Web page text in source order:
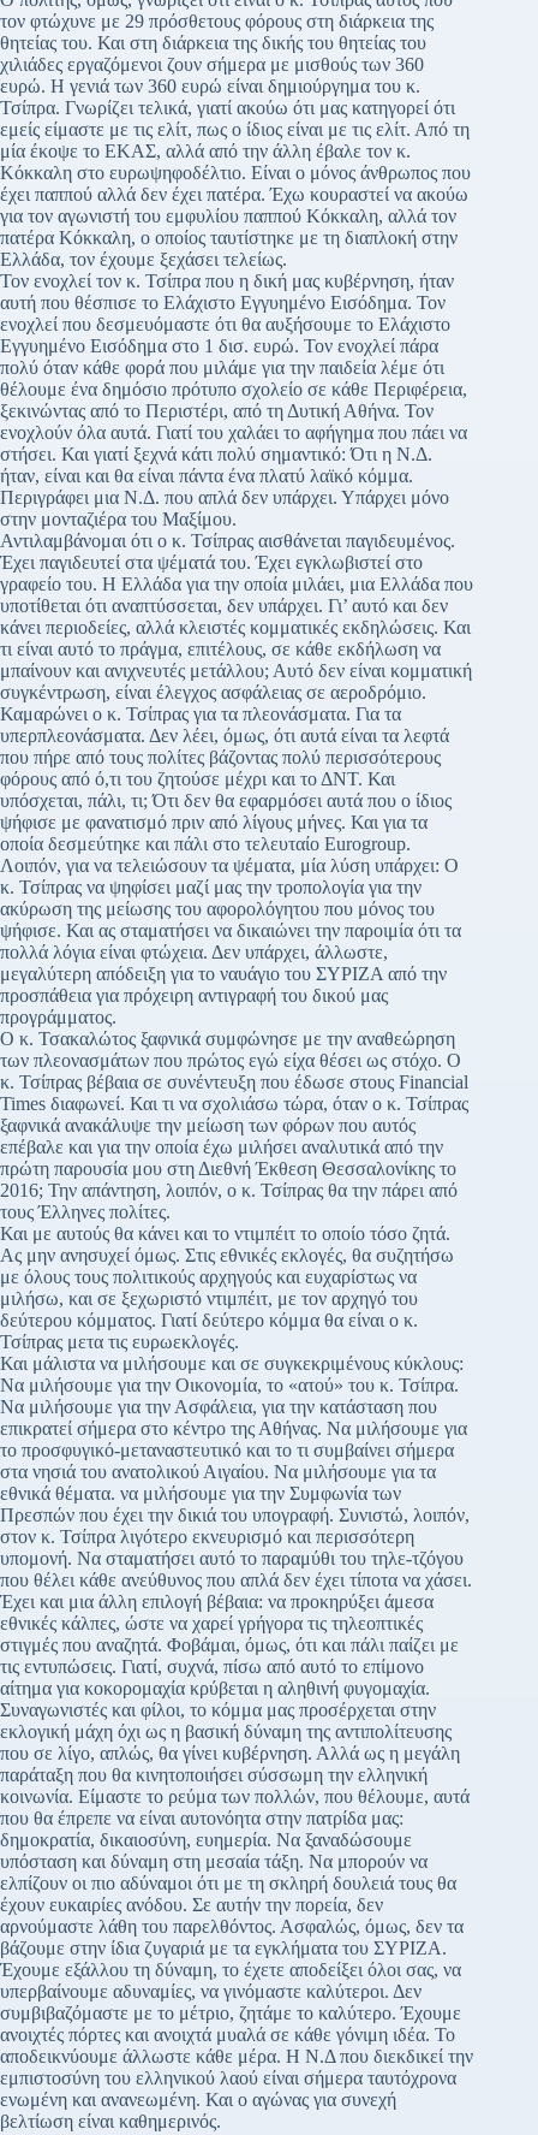
τον φτώχυνε με 29 πρόσθετους φόρους στη διάρκεια της
θητείας του. Και στη διάρκεια της δικής του θητείας του
χιλιάδες εργαζόμενοι ζουν σήμερα με μισθούς των 360
ευρώ. Η γενιά των 360 ευρώ είναι δημιούργημα του κ.
Τσίπρα. Γνωρίζει τελικά, γιατί ακούω ότι μας κατηγορεί ότι
εμείς είμαστε με τις ελίτ, πως ο ίδιος είναι με τις ελίτ. Από τη
μία έκοψε το ΕΚΑΣ, αλλά από την άλλη έβαλε τον κ.
Κόκκαλη στο ευρωψηφοδέλτιο. Είναι ο μόνος άνθρωπος που
έχει παππού αλλά δεν έχει πατέρα. Έχω κουραστεί να ακούω
για τον αγωνιστή του εμφυλίου παππού Κόκκαλη, αλλά τον
πατέρα Κόκκαλη, ο οποίος ταυτίστηκε με τη διαπλοκή στην
Ελλάδα, τον έχουμε ξεχάσει τελείως.
Τον ενοχλεί τον κ. Τσίπρα που η δική μας κυβέρνηση, ήταν
αυτή που θέσπισε το Ελάχιστο Εγγυημένο Εισόδημα. Τον
ενοχλεί που δεσμευόμαστε ότι θα αυξήσουμε το Ελάχιστο
Εγγυημένο Εισόδημα στο 1 δισ. ευρώ. Τον ενοχλεί πάρα
πολύ όταν κάθε φορά που μιλάμε για την παιδεία λέμε ότι
θέλουμε ένα δημόσιο πρότυπο σχολείο σε κάθε Περιφέρεια,
ξεκινώντας από το Περιστέρι, από τη Δυτική Αθήνα. Τον
ενοχλούν όλα αυτά. Γιατί του χαλάει το αφήγημα που πάει να
στήσει. Και γιατί ξεχνά κάτι πολύ σημαντικό: Ότι η Ν.Δ.
ήταν, είναι και θα είναι πάντα ένα πλατύ λαϊκό κόμμα.
Περιγράφει μια Ν.Δ. που απλά δεν υπάρχει. Υπάρχει μόνο
στην μονταζιέρα του Μαξίμου.
Αντιλαμβάνομαι ότι ο κ. Τσίπρας αισθάνεται παγιδευμένος.
Έχει παγιδευτεί στα ψέματά του. Έχει εγκλωβιστεί στο
γραφείο του. Η Ελλάδα για την οποία μιλάει, μια Ελλάδα που
υποτίθεται ότι αναπτύσσεται, δεν υπάρχει. Γι’ αυτό και δεν
κάνει περιοδείες, αλλά κλειστές κομματικές εκδηλώσεις. Και
τι είναι αυτό το πράγμα, επιτέλους, σε κάθε εκδήλωση να
μπαίνουν και ανιχνευτές μετάλλου; Αυτό δεν είναι κομματική
συγκέντρωση, είναι έλεγχος ασφάλειας σε αεροδρόμιο.
Καμαρώνει ο κ. Τσίπρας για τα πλεονάσματα. Για τα
υπερπλεονάσματα. Δεν λέει, όμως, ότι αυτά είναι τα λεφτά
που πήρε από τους πολίτες βάζοντας πολύ περισσότερους
φόρους από ό,τι του ζητούσε μέχρι και το ΔΝΤ. Και
υπόσχεται, πάλι, τι; Ότι δεν θα εφαρμόσει αυτά που ο ίδιος
ψήφισε με φανατισμό πριν από λίγους μήνες. Και για τα
οποία δεσμεύτηκε και πάλι στο τελευταίο Eurogroup.
Λοιπόν, για να τελειώσουν τα ψέματα, μία λύση υπάρχει: Ο
κ. Τσίπρας να ψηφίσει μαζί μας την τροπολογία για την
ακύρωση της μείωσης του αφορολόγητου που μόνος του
ψήφισε. Και ας σταματήσει να δικαιώνει την παροιμία ότι τα
πολλά λόγια είναι φτώχεια. Δεν υπάρχει, άλλωστε,
μεγαλύτερη απόδειξη για το ναυάγιο του ΣΥΡΙΖΑ από την
προσπάθεια για πρόχειρη αντιγραφή του δικού μας
προγράμματος.
Ο κ. Τσακαλώτος ξαφνικά συμφώνησε με την αναθεώρηση
των πλεονασμάτων που πρώτος εγώ είχα θέσει ως στόχο. Ο
κ. Τσίπρας βέβαια σε συνέντευξη που έδωσε στους Financial
Times διαφωνεί. Και τι να σχολιάσω τώρα, όταν ο κ. Τσίπρας
ξαφνικά ανακάλυψε την μείωση των φόρων που αυτός
επέβαλε και για την οποία έχω μιλήσει αναλυτικά από την
πρώτη παρουσία μου στη Διεθνή Έκθεση Θεσσαλονίκης το
2016; Την απάντηση, λοιπόν, ο κ. Τσίπρας θα την πάρει από
τους Έλληνες πολίτες.
Και με αυτούς θα κάνει και το ντιμπέιτ το οποίο τόσο ζητά.
Ας μην ανησυχεί όμως. Στις εθνικές εκλογές, θα συζητήσω
με όλους τους πολιτικούς αρχηγούς και ευχαρίστως να
μιλήσω, και σε ξεχωριστό ντιμπέιτ, με τον αρχηγό του
δεύτερου κόμματος. Γιατί δεύτερο κόμμα θα είναι ο κ.
Τσίπρας μετα τις ευρωεκλογές.
Και μάλιστα να μιλήσουμε και σε συγκεκριμένους κύκλους:
Να μιλήσουμε για την Οικονομία, το «ατού» του κ. Τσίπρα.
Να μιλήσουμε για την Ασφάλεια, για την κατάσταση που
επικρατεί σήμερα στο κέντρο της Αθήνας. Να μιλήσουμε για
το προσφυγικό-μεταναστευτικό και το τι συμβαίνει σήμερα
στα νησιά του ανατολικού Αιγαίου. Να μιλήσουμε για τα
εθνικά θέματα. να μιλήσουμε για την Συμφωνία των
Πρεσπών που έχει την δικιά του υπογραφή. Συνιστώ, λοιπόν,
στον κ. Τσίπρα λιγότερο εκνευρισμό και περισσότερη
υπομονή. Να σταματήσει αυτό το παραμύθι του τηλε-τζόγου
που θέλει κάθε ανεύθυνος που απλά δεν έχει τίποτα να χάσει.
Έχει και μια άλλη επιλογή βέβαια: να προκηρύξει άμεσα
εθνικές κάλπες, ώστε να χαρεί γρήγορα τις τηλεοπτικές
στιγμές που αναζητά. Φοβάμαι, όμως, ότι και πάλι παίζει με
τις εντυπώσεις. Γιατί, συχνά, πίσω από αυτό το επίμονο
αίτημα για κοκορομαχία κρύβεται η αληθινή φυγομαχία.
Συναγωνιστές και φίλοι, το κόμμα μας προσέρχεται στην
εκλογική μάχη όχι ως η βασική δύναμη της αντιπολίτευσης
που σε λίγο, απλώς, θα γίνει κυβέρνηση. Αλλά ως η μεγάλη
παράταξη που θα κινητοποιήσει σύσσωμη την ελληνική
κοινωνία. Είμαστε το ρεύμα των πολλών, που θέλουμε, αυτά
που θα έπρεπε να είναι αυτονόητα στην πατρίδα μας:
δημοκρατία, δικαιοσύνη, ευημερία. Να ξαναδώσουμε
υπόσταση και δύναμη στη μεσαία τάξη. Να μπορούν να
ελπίζουν οι πιο αδύναμοι ότι με τη σκληρή δουλειά τους θα
έχουν ευκαιρίες ανόδου. Σε αυτήν την πορεία, δεν
αρνούμαστε λάθη του παρελθόντος. Ασφαλώς, όμως, δεν τα
βάζουμε στην ίδια ζυγαριά με τα εγκλήματα του ΣΥΡΙΖΑ.
Έχουμε εξάλλου τη δύναμη, το έχετε αποδείξει όλοι σας, να
υπερβαίνουμε αδυναμίες, να γινόμαστε καλύτεροι. Δεν
συμβιβαζόμαστε με το μέτριο, ζητάμε το καλύτερο. Έχουμε
ανοιχτές πόρτες και ανοιχτά μυαλά σε κάθε γόνιμη ιδέα. Το
αποδεικνύουμε άλλωστε κάθε μέρα. Η Ν.Δ που διεκδικεί την
εμπιστοσύνη του ελληνικού λαού είναι σήμερα ταυτόχρονα
ενωμένη και ανανεωμένη. Και ο αγώνας για συνεχή
βελτίωση είναι καθημερινός.